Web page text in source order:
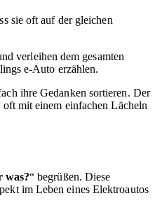
sie oft auf der gleichen
verleihen dem gesamten
e-Auto erzählen.
ihre Gedanken sortieren. Der
mit einem einfachen Lächeln
was?“ begrüßen. Diese
im Leben eines Elektroautos